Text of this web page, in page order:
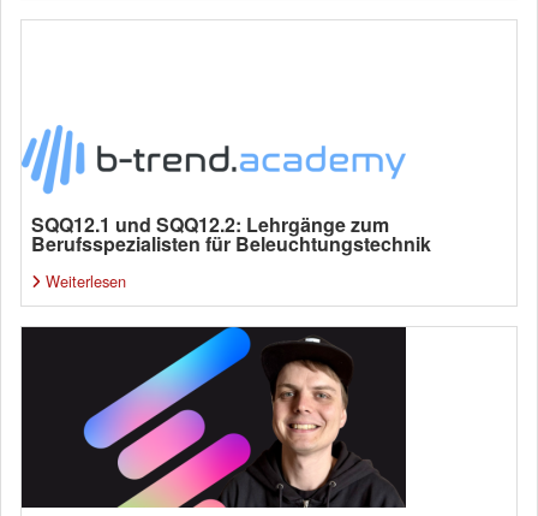
SQQ12.1 und SQQ12.2: Lehrgänge zum
Berufsspezialisten für Beleuchtungstechnik
Weiterlesen